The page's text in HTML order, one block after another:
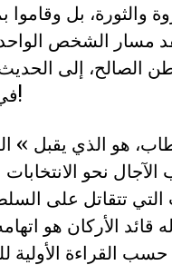
والثورة، بل وقاموا
مسار الشخص الواحد
الصالح، إلى
في خطاب قائد الأركان أول أمس!
هو الذي يقبل »
نحو
تتقاتل على
الأركان هو
حسب القراءة